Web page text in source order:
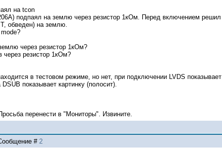
на tcon
подпаял на землю через резистор 1кОм. Перед включением
обведен) на землю.
через резистор 1кОм?
через резистор 1кОм?
в тестовом режиме, но нет, при подключении LVDS
показывает картинку (полосит).
перенести в "Монитoры". Извините.
# 2